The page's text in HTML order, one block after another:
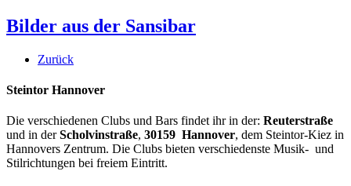
Bilder aus der Sansibar
Zurück
Steintor Hannover
Die verschiedenen Clubs und Bars findet ihr in der: Reuterstraße
und in derScholvinstraße, 30159 Hannover, dem Steintor-Kiez in
Hannovers Zentrum. Die Clubs bieten verschiedenste Musik- und
Stilrichtungen bei freiem Eintritt.